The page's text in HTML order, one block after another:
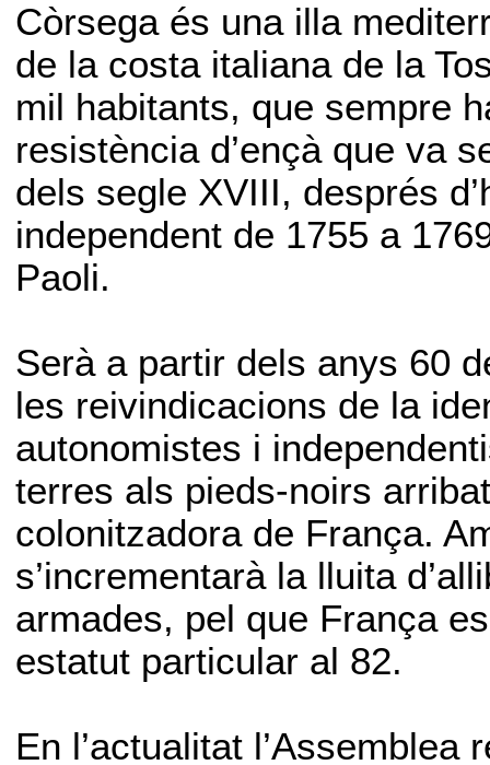
Còrsega és una illa
de la costa italiana de la
mil habitants, que sempre
resistència d’ençà que va
dels segle XVIII, després
independent de 1755 a
Paoli.
Serà a partir dels anys 60
les reivindicacions de la
autonomistes i
terres als pieds-noirs
colonitzadora de França.
s’incrementarà la lluita
armades, pel que França
estatut particular al 82.
En l’actualitat